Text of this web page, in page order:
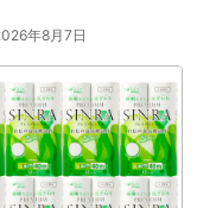
年8月7日